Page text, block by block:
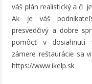
váš plán realistický a či
Ak je váš
presvedčivý a dobre
pomôcť v dosiahnutí
zámere reštaurácie sa
https://www.ikelp.sk